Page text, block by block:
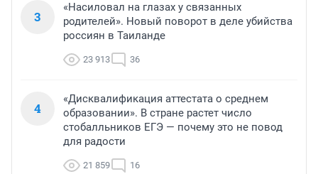
3
«Насиловал на глазах у связанных
родителей». Новый поворот в деле убийства
россиян в Таиланде
23 913 36
4
«Дисквалификация аттестата о среднем
образовании». В стране растет число
стобалльников ЕГЭ — почему это не повод
для радости
21 859 16